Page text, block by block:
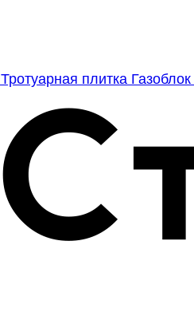
Тротуарная плитка Газоблок